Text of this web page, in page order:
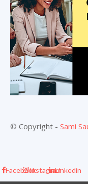
© Copyright - Sami
FacebookInstagramLinkedin